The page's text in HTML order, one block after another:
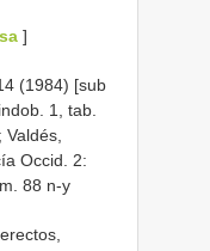
]
(1984) [sub
1, tab.
Valdés,
Occid. 2:
88 n-y